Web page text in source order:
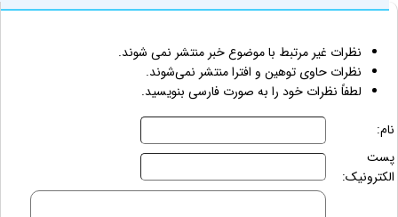
نظرات غیر مرتبط با موضوع خبر منتشر نمی شوند.
نظرات حاوی توهین و افترا منتشر نمی‌شوند.
لطفاً نظرات خود را به صورت فارسی بنویسید.
نام:
پست
الکترونیک: